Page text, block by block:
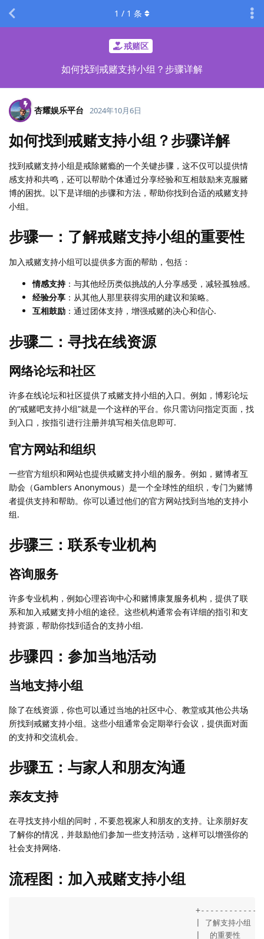
戒赌区
如何找到戒赌支持小组？步骤详解
1 / 1 条
杏耀娱乐平台 2024年10月6日
如何找到戒赌支持小组？步骤详解
找到戒赌支持小组是戒除赌瘾的一个关键步骤，这不仅可以提供情
感支持和共鸣，还可以帮助个体通过分享经验和互相鼓励来克服赌
博的困扰。以下是详细的步骤和方法，帮助你找到合适的戒赌支持
小组。
步骤一：了解戒赌支持小组的重要性
加入戒赌支持小组可以提供多方面的帮助，包括：
情感支持：与其他经历类似挑战的人分享感受，减轻孤独感。
经验分享 ：从其他人那里获得实用的建议和策略。
互相鼓励 ：通过团体支持，增强戒赌的决心和信心.
步骤二：寻找在线资源
网络论坛和社区
许多在线论坛和社区提供了戒赌支持小组的入口。例如，博彩论坛
的“戒赌吧支持小组”就是一个这样的平台。你只需访问指定页面，找
到入口，按指引进行注册并填写相关信息即可.
官方网站和组织
一些官方组织和网站也提供戒赌支持小组的服务。例如，赌博者互
助会（Gamblers Anonymous）是一个全球性的组织，专门为赌博
者提供支持和帮助。你可以通过他们的官方网站找到当地的支持小
组.
步骤三：联系专业机构
咨询服务
许多专业机构，例如心理咨询中心和赌博康复服务机构，提供了联
系和加入戒赌支持小组的途径。这些机构通常会有详细的指引和支
持资源，帮助你找到适合的支持小组.
步骤四：参加当地活动
当地支持小组
除了在线资源，你也可以通过当地的社区中心、教堂或其他公共场
所找到戒赌支持小组。这些小组通常会定期举行会议，提供面对面
的支持和交流机会。
步骤五：与家人和朋友沟通
亲友支持
在寻找支持小组的同时，不要忽视家人和朋友的支持。让亲朋好友
了解你的情况，并鼓励他们参加一些支持活动，这样可以增强你的
社会支持网络.
流程图：加入戒赌支持小组
| 了解支持小组
|  的重要性